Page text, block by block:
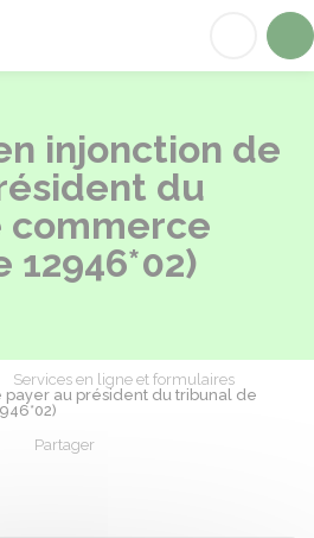
injonction de
du
12946*02)
Services en ligne et formulaires
au président du tribunal de
Partager